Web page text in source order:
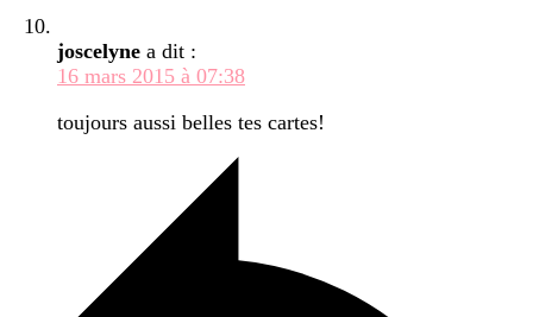
joscelyne a dit :
16 mars 2015 à 07:38
toujours aussi belles tes cartes!